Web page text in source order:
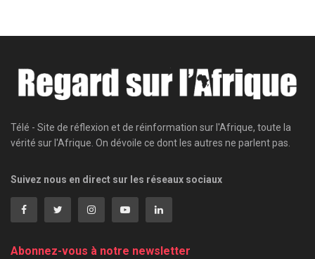
Télé - Site de réflexion et de réinformation sur l'Afrique, toute la
vérité sur l'Afrique. On dévoile ce dont les autres ne parlent pas.
Suivez nous en direct sur les réseaux sociaux
Abonnez-vous à notre newsletter